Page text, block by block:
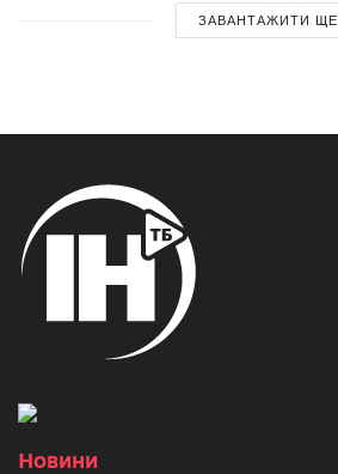
ЗАВАНТАЖИТИ ЩЕ
Новини